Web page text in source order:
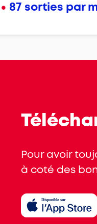
• 87 sorties par
Pour avoir
à coté des